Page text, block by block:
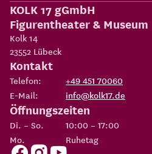
KOLK 17 gGmbH
Figurentheater & Museum
Kolk 14
23552 Lübeck
Kontakt
Telefon:
+49 451 70060
E-Mail:
info@kolk17.de
Öffnungszeiten
Di. – So.
10:00 – 17:00
Mo.
Ruhetag